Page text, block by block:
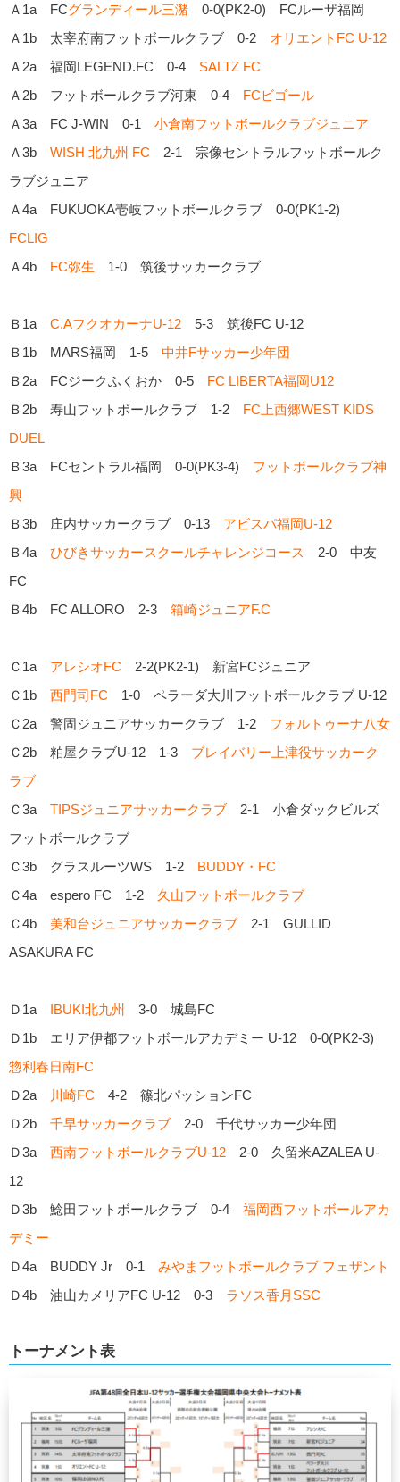
Ａ1a FCグランディール三潴 0-0(PK2-0) FCルーザ福岡
Ａ1b 太宰府南フットボールクラブ 0-2 オリエントFC U-12
Ａ2a 福岡LEGEND.FC 0-4 SALTZ FC
Ａ2b フットボールクラブ河東 0-4 FCビゴール
Ａ3a FC J-WIN 0-1 小倉南フットボールクラブジュニア
Ａ3b WISH 北九州 FC 2-1 宗像セントラルフットボールク
ラブジュニア
Ａ4a FUKUOKA壱岐フットボールクラブ 0-0(PK1-2)
FCLIG
Ａ4b FC弥生 1-0 筑後サッカークラブ
Ｂ1a C.AフクオカーナU-12 5-3 筑後FC U-12
Ｂ1b MARS福岡 1-5 中井Fサッカー少年団
Ｂ2a FCジークふくおか 0-5 FC LIBERTA福岡U12
Ｂ2b 寿山フットボールクラブ 1-2 FC上西郷WEST KIDS
DUEL
Ｂ3a FCセントラル福岡 0-0(PK3-4) フットボールクラブ神
興
Ｂ3b 庄内サッカークラブ 0-13 アビスパ福岡U-12
Ｂ4a ひびきサッカースクールチャレンジコース
2-0 中友
FC
Ｂ4b FC ALLORO 2-3 箱崎ジュニアF.C
Ｃ1a アレシオFC 2-2(PK2-1) 新宮FCジュニア
Ｃ1b 西門司FC 1-0 ペラーダ大川フットボールクラブ U-12
Ｃ2a 警固ジュニアサッカークラブ 1-2 フォルトゥーナ八女
Ｃ2b 粕屋クラブU-12 1-3 ブレイバリー上津役サッカーク
ラブ
Ｃ3a TIPSジュニアサッカークラブ 2-1 小倉ダックビルズ
フットボールクラブ
Ｃ3b グラスルーツWS 1-2 BUDDY・FC
Ｃ4a espero FC 1-2 久山フットボールクラブ
Ｃ4b 美和台ジュニアサッカークラブ 2-1 GULLID
ASAKURA FC
Ｄ1a IBUKI北九州
3-0 城島FC
Ｄ1b エリア伊都フットボールアカデミー U-12 0-0(PK2-3)
惣利春日南FC
Ｄ2a
川崎FC 4-2 篠北パッションFC
Ｄ2b 千早サッカークラブ 2-0 千代サッカー少年団
Ｄ3a 西南フットボールクラブU-12 2-0 久留米AZALEA U-
12
Ｄ3b 鯰田フットボールクラブ 0-4 福岡西フットボールアカ
デミー
Ｄ4a BUDDY Jr 0-1 みやまフットボールクラブ フェザント
Ｄ4b 油山カメリアFC U-12 0-3 ラソス香月SSC
トーナメント表